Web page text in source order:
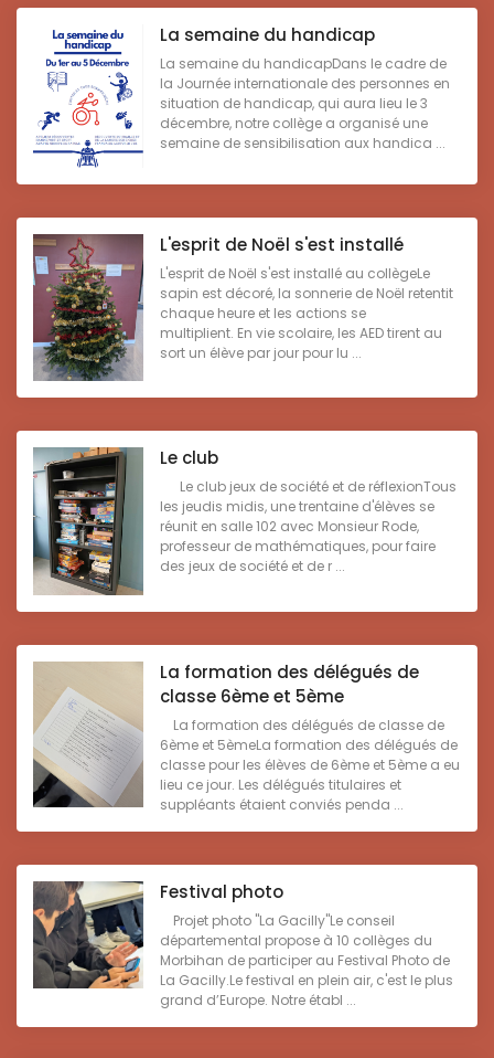
La semaine du handicap
La semaine du handicapDans le cadre de
la Journée internationale des personnes en
situation de handicap, qui aura lieu le 3
décembre, notre collège a organisé une
semaine de sensibilisation aux handica ...
L'esprit de Noël s'est installé
L'esprit de Noël s'est installé au collègeLe
sapin est décoré, la sonnerie de Noël retentit
chaque heure et les actions se
multiplient. En vie scolaire, les AED tirent au
sort un élève par jour pour lu ...
Le club
Le club jeux de société et de réflexionTous
les jeudis midis, une trentaine d'élèves se
réunit en salle 102 avec Monsieur Rode,
professeur de mathématiques, pour faire
des jeux de société et de r ...
La formation des délégués de
classe 6ème et 5ème
La formation des délégués de classe de
6ème et 5èmeLa formation des délégués de
classe pour les élèves de 6ème et 5ème a eu
lieu ce jour. Les délégués titulaires et
suppléants étaient conviés penda ...
Festival photo
Projet photo "La Gacilly"Le conseil
départemental propose à 10 collèges du
Morbihan de participer au Festival Photo de
La Gacilly.Le festival en plein air, c'est le plus
grand d’Europe. Notre établ ...